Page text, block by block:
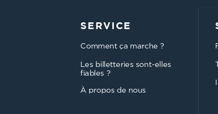
SERVICE
Comment ça marche ?
Les billetteries sont-elles
fiables ?
À propos de nous